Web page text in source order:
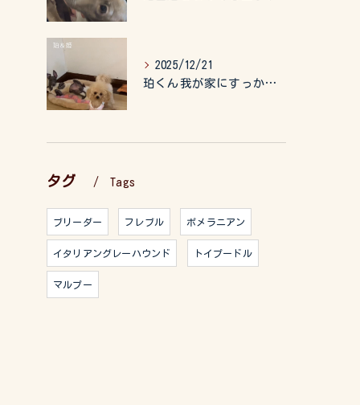
2025/12/21
珀くん我が家にすっかりなれて、キッズのお世話もしてくれて、今...
タグ Tags
ブリーダー フレブル ポメラニアン
イタリアングレーハウンド トイプードル
マルプー